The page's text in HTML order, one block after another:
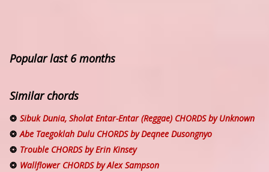
Popular last 6 months
Similar chords
Sibuk Dunia, Sholat Entar-Entar (Reggae) CHORDS by Unknown
Abe Taegoklah Dulu CHORDS by Deqnee Dusongnyo
Trouble CHORDS by Erin Kinsey
Wallflower CHORDS by Alex Sampson